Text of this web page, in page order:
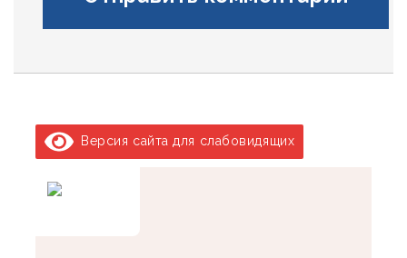
Версия сайта для слабовидящих